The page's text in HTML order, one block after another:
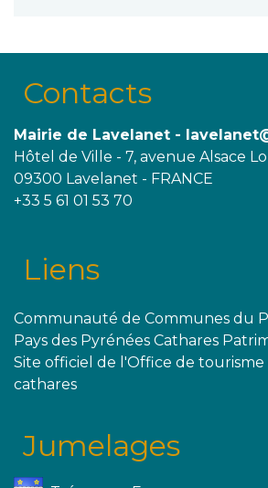
Contacts
Mairie de Lavelanet -
Hôtel de Ville - 7, avenue Alsace
09300 Lavelanet - FRANCE
+33 5 61 01 53 70
Liens
Communauté de Communes du
Pays des Pyrénées Cathares
Site officiel de l'Office de tourisme
cathares
Jumelages